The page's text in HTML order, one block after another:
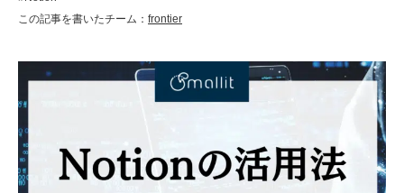
技術ブログ
この記事を書いたチーム： frontier